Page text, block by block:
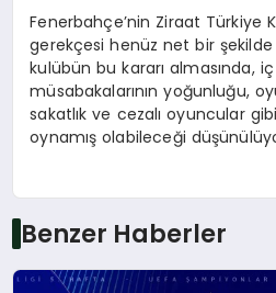
Fenerbahçe’nin Ziraat Türkiye
gerekçesi henüz net bir şekilde
kulübün bu kararı almasında,
müsabakalarının yoğunluğu,
sakatlık ve cezalı oyuncular
oynamış olabileceği
Benzer Haberler